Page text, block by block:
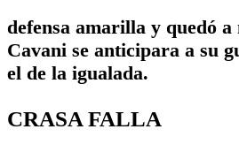
defensa amarilla y quedó
Cavani se anticipara a su
el de la igualada.
CRASA FALLA